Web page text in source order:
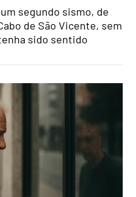
segundo sismo, de
de São Vicente, sem
sido sentido